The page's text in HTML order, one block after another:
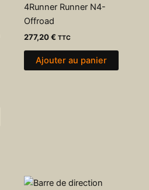
4Runner Runner N4-
Offroad
277,20€ TTC
Ajouter au panier